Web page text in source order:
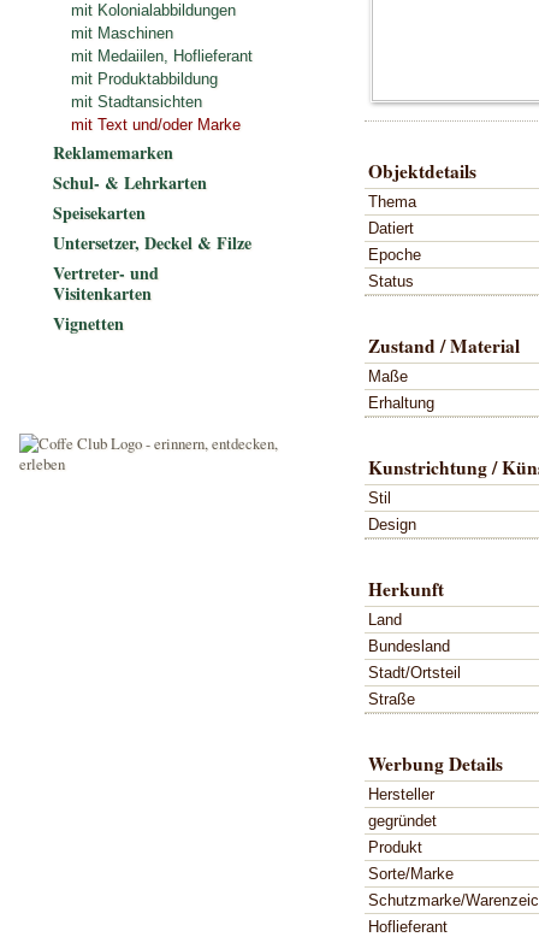
Objektdetails
Thema
Datiert
Epoche
Status
Zustand / Material
Maße
Erhaltung
Kunstrichtung /
Stil
Design
Herkunft
Land
Bundesland
Stadt/Ortsteil
Straße
Werbung Details
Hersteller
gegründet
Produkt
Sorte/Marke
Schutzmarke/
Hoflieferant
mit Kolonialabbildungen
mit Maschinen
mit Medaiilen, Hoflieferant
mit Produktabbildung
mit Stadtansichten
mit Text und/oder Marke
Reklamemarken
Schul- & Lehrkarten
Speisekarten
Untersetzer, Deckel & Filze
Vertreter- und
Visitenkarten
Vignetten